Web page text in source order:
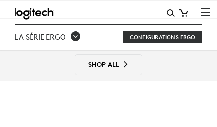
CONFIGURATIONS
DE
LA
LA SÉRIE ERGO CONFIGURATIONS ERGO
SHOP ALL